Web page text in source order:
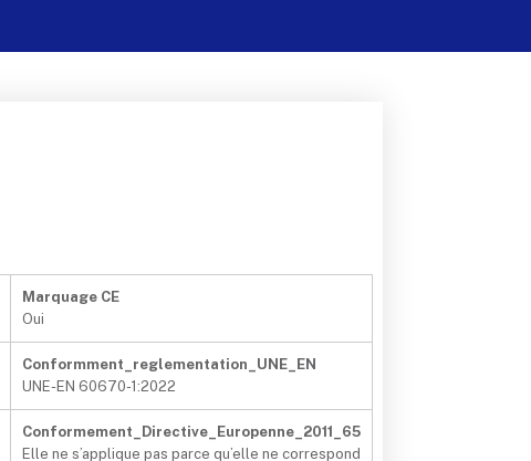
Marquage CE
Oui
Conformment_reglementation_UNE_EN
UNE-EN 60670-1:2022
Conformement_Directive_Europenne_2011_65
Elle ne s’applique pas parce qu’elle ne correspond